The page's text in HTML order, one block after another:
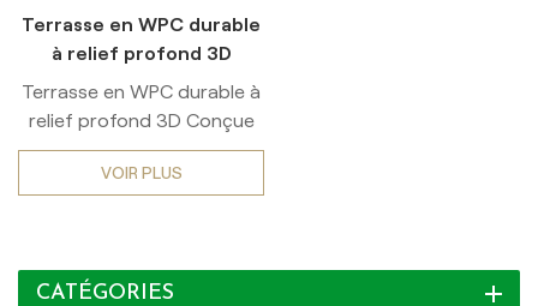
Terrasse en WPC durable
à relief profond 3D
Terrasse en WPC durable à
relief profond 3D Conçue
pour résister à l'épreuve du
temps et aux conditions
composites bois-plastique
VOIR PLUS
CATÉGORIES